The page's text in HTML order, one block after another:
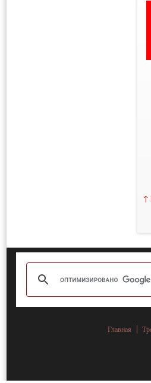
↑
Главная